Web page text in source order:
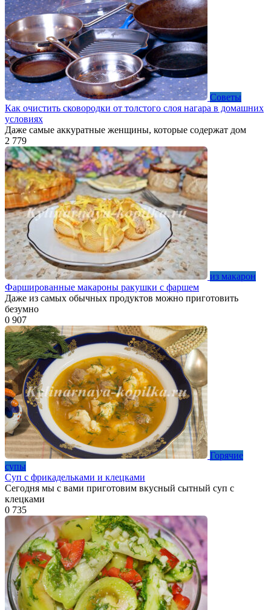
Советы
Как очистить сковородки от толстого слоя нагара в домашних
условиях
Даже самые аккуратные женщины, которые содержат дом
2 779
из макарон
Фаршированные макароны ракушки с фаршем
Даже из самых обычных продуктов можно приготовить
безумно
0 907
Горячие
супы
Суп с фрикадельками и клецками
Сегодня мы с вами приготовим вкусный сытный суп с
клецками
0 735